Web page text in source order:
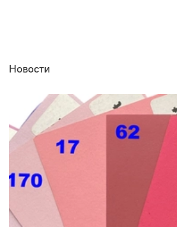
Новости